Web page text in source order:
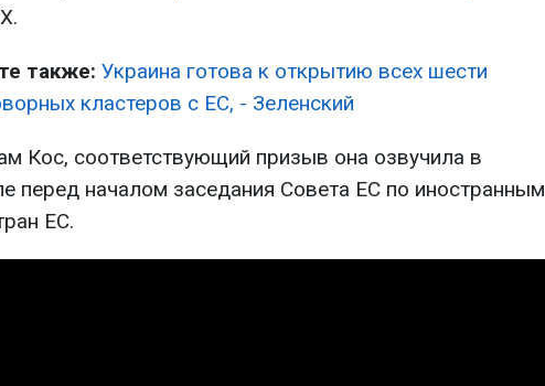
также: Украина готова к открытию всех шести
кластеров с ЕС, - Зеленский
Кос, соответствующий призыв она озвучила в
перед началом заседания Совета ЕС по иностранным
ЕС.